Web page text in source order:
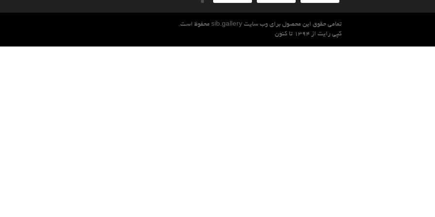
تمامی حقوق این محصول برای وب سایت sib.gallery محفوظ است.
کپی رایت از 1394 تا کنون